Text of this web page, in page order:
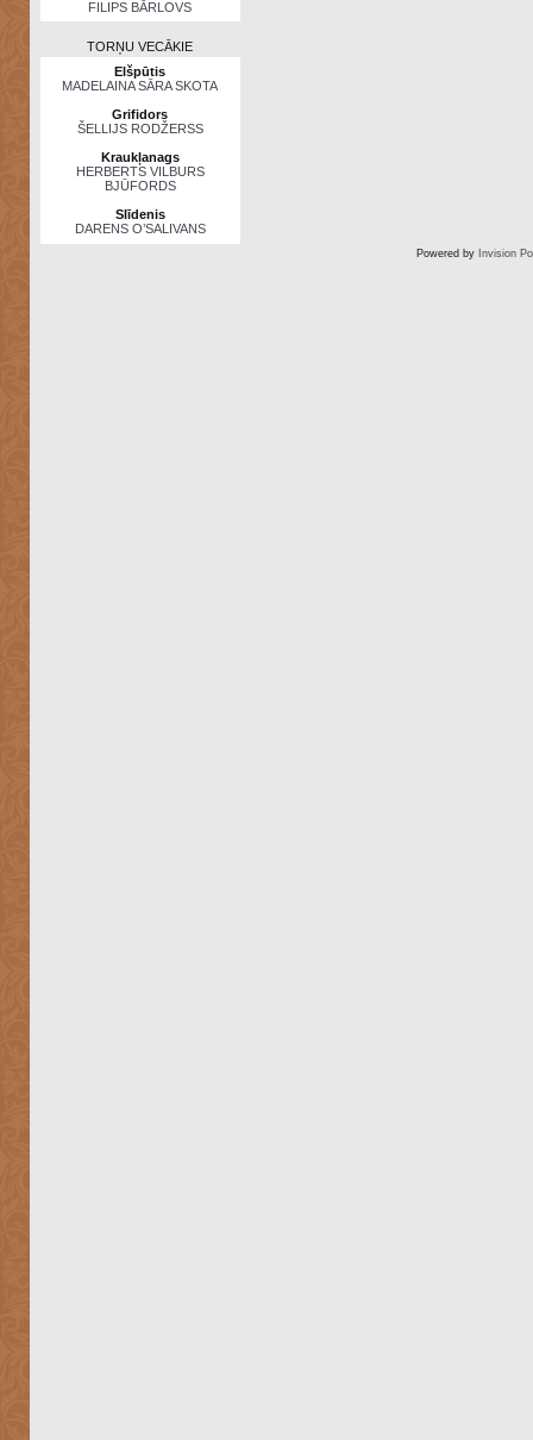
FILIPS BĀRLOVS
TORŅU VECĀKIE
Elšpūtis
MADELAINA SĀRA SKOTA
Grifidors
ŠELLIJS RODŽERSS
Kraukļanags
HERBERTS VILBURS
BJŪFORDS
Slīdenis
DARENS O’SALIVANS
Powered by Invision